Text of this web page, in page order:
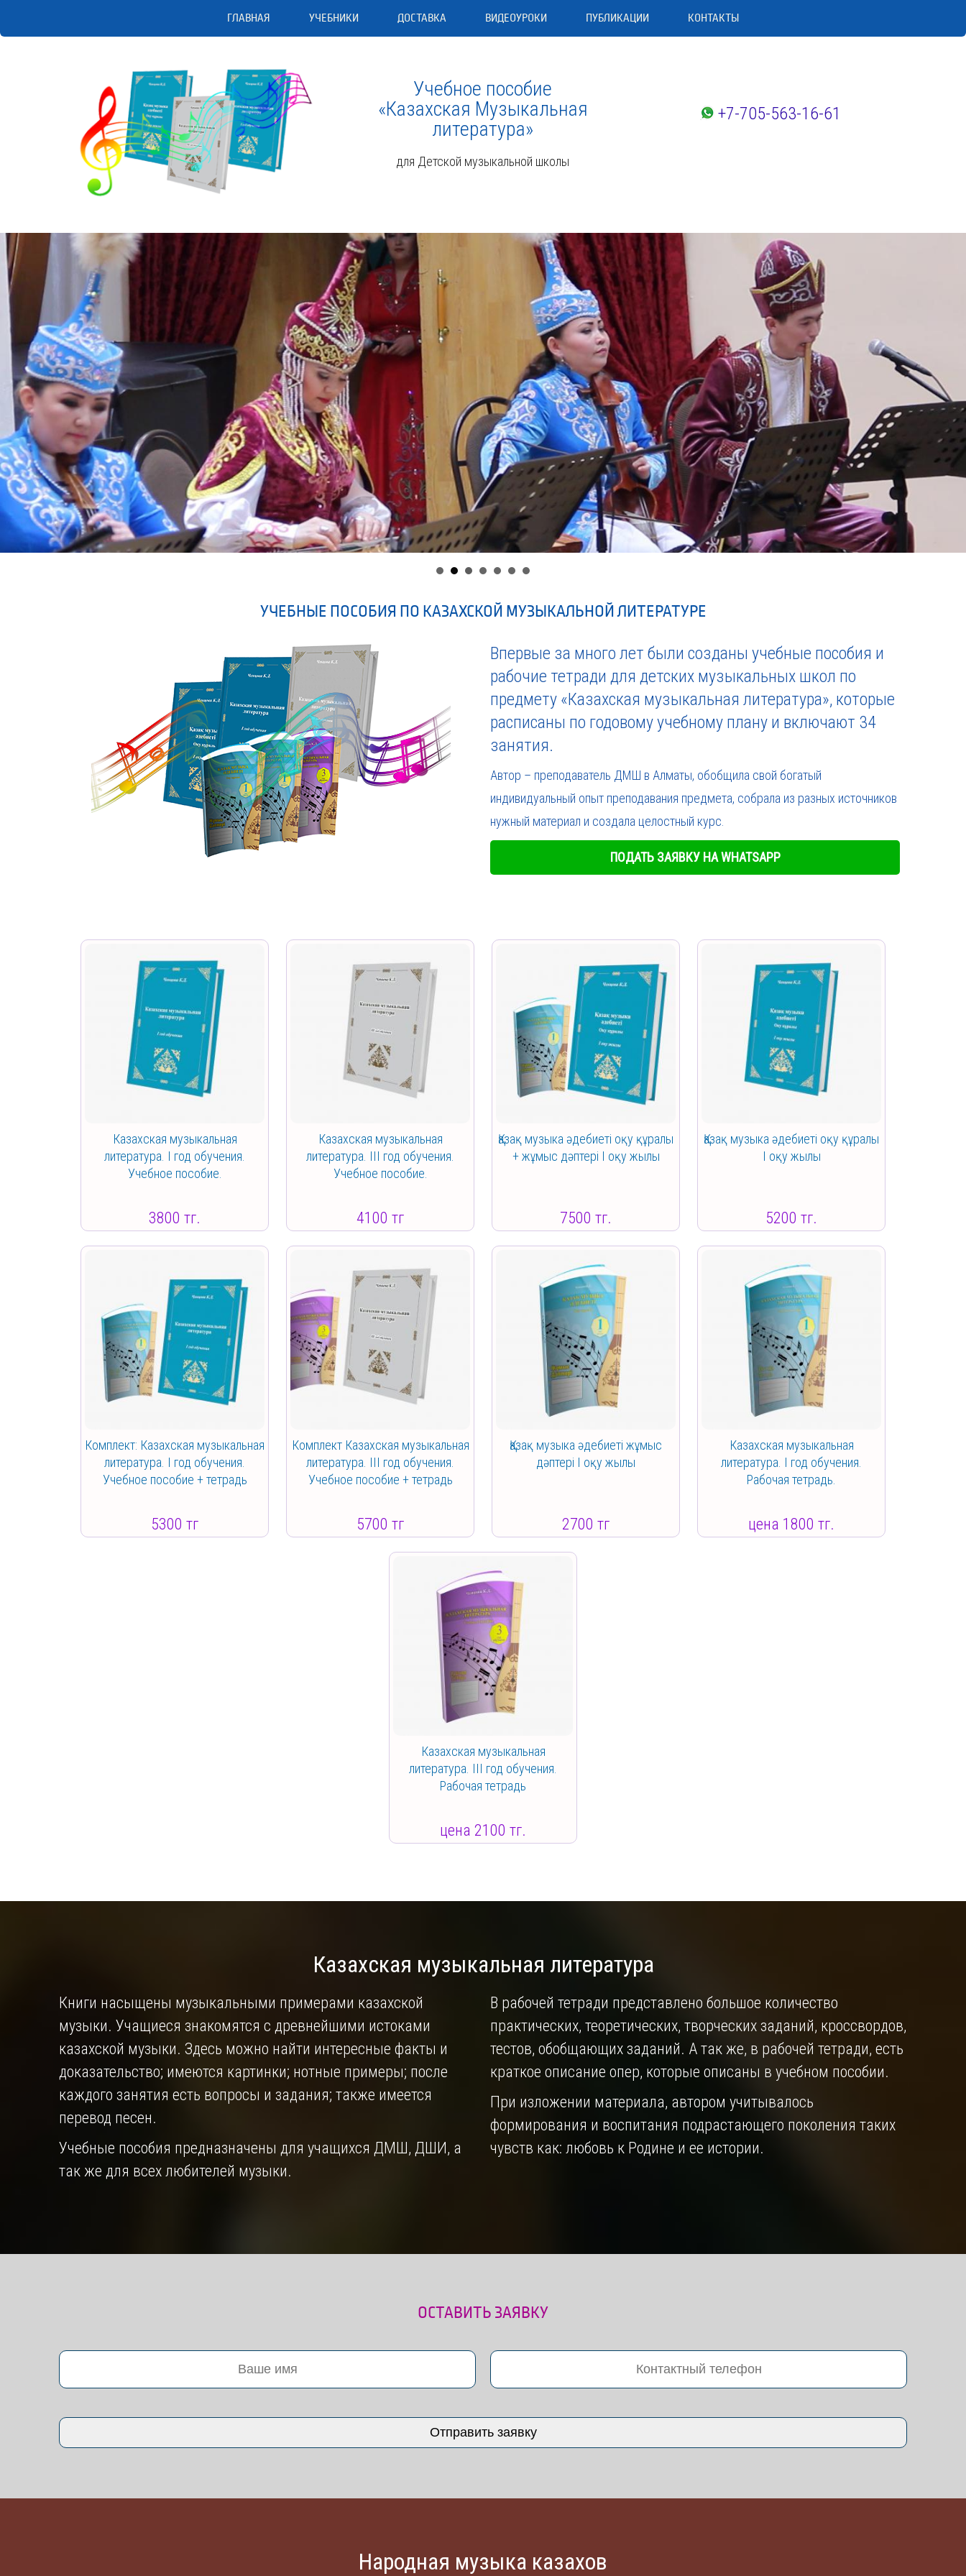
ГЛАВНАЯ УЧЕБНИКИ ДОСТАВКА ВИДЕОУРОКИ ПУБЛИКАЦИИ КОНТАКТЫ
Учебное пособие
«Казахская Музыкальная
литература»
для Детской музыкальной школы
+7-705-563-16-61
УЧЕБНЫЕ ПОСОБИЯ ПО КАЗАХСКОЙ МУЗЫКАЛЬНОЙ ЛИТЕРАТУРЕ
Впервые за много лет были созданы учебные пособия и
рабочие тетради для детских музыкальных школ по
предмету «Казахская музыкальная литература», которые
расписаны по годовому учебному плану и включают 34
занятия.
Автор – преподаватель ДМШ в Алматы, обобщила свой богатый
индивидуальный опыт преподавания предмета, собрала из разных источников
нужный материал и создала целостный курс.
ПОДАТЬ ЗАЯВКУ НА WHATSAPP
Казахская музыкальная
литература. I год обучения.
Учебное пособие.
3800 тг.
Казахская музыкальная
литература. III год обучения.
Учебное пособие.
4100 тг
Қазақ музыка әдебиеті оқу құралы
+ жұмыс дәптері I оқу жылы
7500 тг.
Қазақ музыка әдебиеті оқу құралы
I оқу жылы
5200 тг.
Комплект: Казахская музыкальная
литература. I год обучения.
Учебное пособие + тетрадь
5300 тг
Комплект Казахская музыкальная
литература. III год обучения.
Учебное пособие + тетрадь
5700 тг
Қазақ музыка әдебиеті жұмыс
дәптері I оқу жылы
2700 тг
Казахская музыкальная
литература. I год обучения.
Рабочая тетрадь.
цена 1800 тг.
Казахская музыкальная
литература. III год обучения.
Рабочая тетрадь
цена 2100 тг.
Казахская музыкальная литература
Книги насыщены музыкальными примерами казахской
музыки. Учащиеся знакомятся с древнейшими истоками
казахской музыки. Здесь можно найти интересные факты и
доказательство; имеются картинки; нотные примеры; после
каждого занятия есть вопросы и задания; также имеется
перевод песен.
Учебные пособия предназначены для учащихся ДМШ, ДШИ, а
так же для всех любителей музыки.
В рабочей тетради представлено большое количество
практических, теоретических, творческих заданий, кроссвордов,
тестов, обобщающих заданий. А так же, в рабочей тетради, есть
краткое описание опер, которые описаны в учебном пособии.
При изложении материала, автором учитывалось
формирования и воспитания подрастающего поколения таких
чувств как: любовь к Родине и ее истории.
ОСТАВИТЬ ЗАЯВКУ
Народная музыка казахов